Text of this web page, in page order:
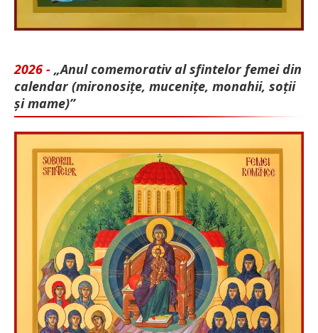
2026 - „Anul comemorativ al sfintelor femei din
calendar (mironosițe, mu­cenițe, monahii, soții
și mame)”